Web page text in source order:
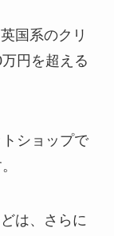
国系のクリ
円を超える
ショップで
は、さらに